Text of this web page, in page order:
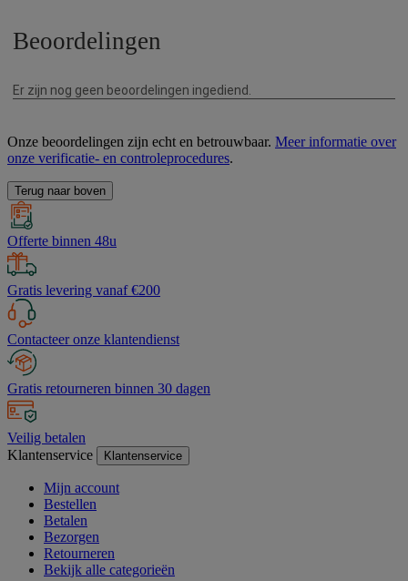
Onze beoordelingen zijn echt en betrouwbaar. Meer informatie over
onze verificatie- en controleprocedures.
Terug naar boven
Offerte binnen 48u
Gratis levering vanaf €200
Contacteer onze klantendienst
Gratis retourneren binnen 30 dagen
Veilig betalen
Klantenservice
Klantenservice
Mijn account
Bestellen
Betalen
Bezorgen
Retourneren
Bekijk alle categorieën